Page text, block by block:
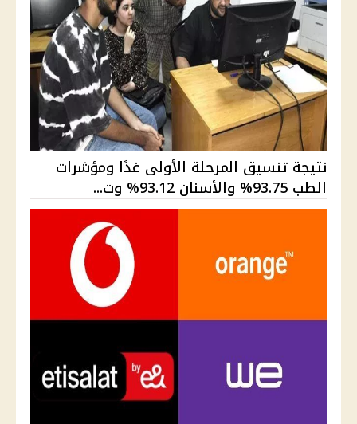
نتيجة تنسيق المرحلة الأولى غدًا ومؤشرات
الطب 93.75% والأسنان 93.12% وت...